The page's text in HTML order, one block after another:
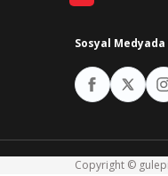
Sosyal
Copyright ©